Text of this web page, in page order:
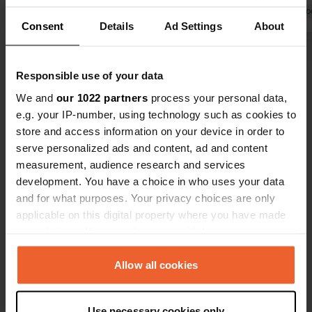
Consent Details Ad Settings About
Responsible use of your data
We and our 1022 partners process your personal data,
e.g. your IP-number, using technology such as cookies to
store and access information on your device in order to
serve personalized ads and content, ad and content
measurement, audience research and services
development. You have a choice in who uses your data
and for what purposes. Your privacy choices are only
applicable on this digital property where you have made
any time from the Cookie Declaration or by clicking on
the Privacy trigger icon.Allow all cookies
vari
molto
Tradotto da
Sei stato qui?
Contatto
Gersauerstrasse 75